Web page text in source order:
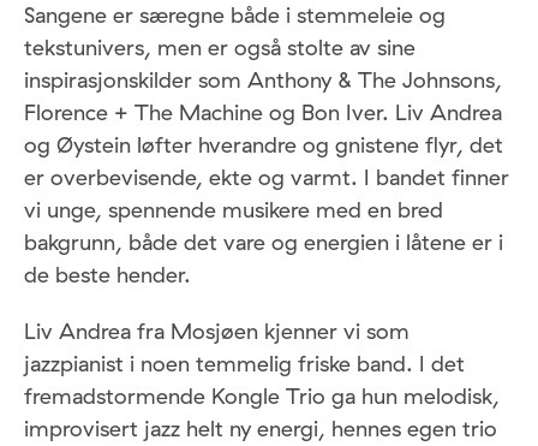
Sangene er særegne både i stemmeleie og
tekstunivers, men er også stolte av sine
inspirasjonskilder som Anthony & The Johnsons,
Florence + The Machine og Bon Iver. Liv Andrea
og Øystein løfter hverandre og gnistene flyr, det
er overbevisende, ekte og varmt. I bandet finner
vi unge, spennende musikere med en bred
bakgrunn, både det vare og energien i låtene er i
de beste hender.
Liv Andrea fra Mosjøen kjenner vi som
jazzpianist i noen temmelig friske band. I det
fremadstormende Kongle Trio ga hun melodisk,
improvisert jazz helt ny energi, hennes egen trio